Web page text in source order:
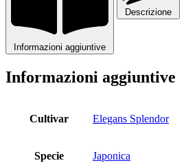
Informazioni aggiuntive
Descrizione
Informazioni aggiuntive
Cultivar Elegans Splendor
Specie Japonica